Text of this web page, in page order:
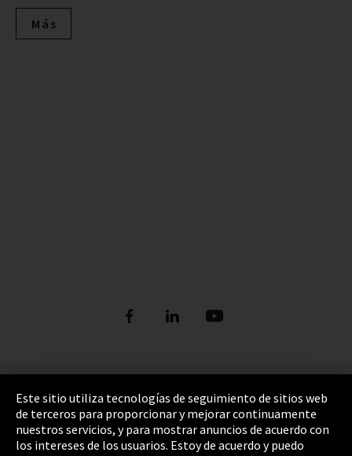
Más
Pie de imprenta
Política de privacidad
Cookie Settings
Este sitio utiliza tecnologías de seguimiento de sitios web
de terceros para proporcionar y mejorar continuamente
nuestros servicios, y para mostrar anuncios de acuerdo con
los intereses de los usuarios. Estoy de acuerdo y puedo